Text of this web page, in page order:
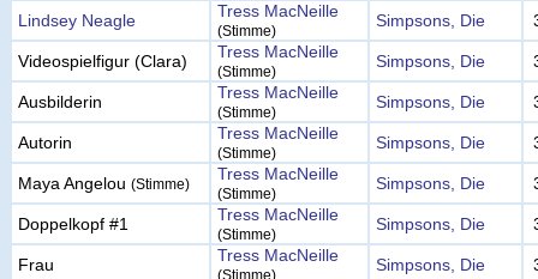
Lindsey Neagle Tress MacNeille
(Stimme)
Simpsons, Die
Videospielfigur (Clara) Tress MacNeille
(Stimme)
Simpsons, Die
Ausbilderin Tress MacNeille
(Stimme)
Simpsons, Die
Autorin Tress MacNeille
(Stimme)
Simpsons, Die
Maya Angelou (Stimme)
Tress MacNeille
(Stimme)
Simpsons, Die
Doppelkopf #1 Tress MacNeille
(Stimme)
Simpsons, Die
Frau Tress MacNeille
(Stimme)
Simpsons, Die